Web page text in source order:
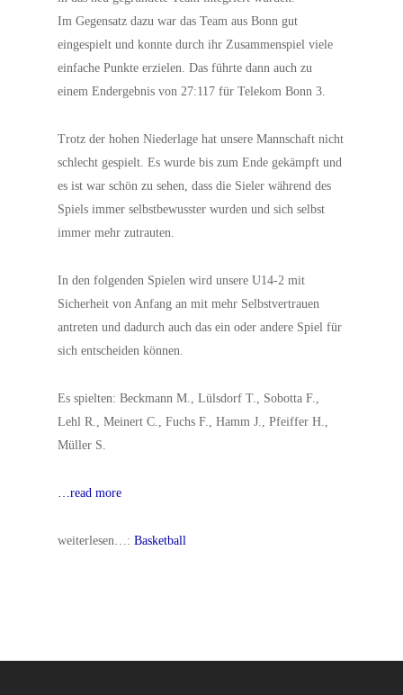
Im Gegensatz dazu war das Team aus Bonn gut
eingespielt und konnte durch ihr Zusammenspiel viele
einfache Punkte erzielen. Das führte dann auch zu
einem Endergebnis von 27:117 für Telekom Bonn 3.
Trotz der hohen Niederlage hat unsere Mannschaft nicht
schlecht gespielt. Es wurde bis zum Ende gekämpft und
es ist war schön zu sehen, dass die Sieler während des
Spiels immer selbstbewusster wurden und sich selbst
immer mehr zutrauten.
In den folgenden Spielen wird unsere U14-2 mit
Sicherheit von Anfang an mit mehr Selbstvertrauen
antreten und dadurch auch das ein oder andere Spiel für
sich entscheiden können.
Es spielten: Beckmann M., Lülsdorf T., Sobotta F.,
Lehl R., Meinert C., Fuchs F., Hamm J., Pfeiffer H.,
Müller S.
…read more
weiterlesen…: Basketball